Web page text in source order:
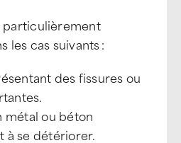
particulièrement
les cas suivants :
des fissures ou
métal ou béton
à se détériorer.